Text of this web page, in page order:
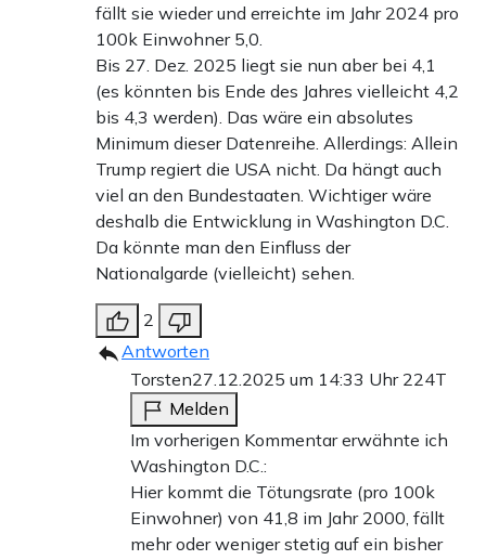
fällt sie wieder und erreichte im Jahr 2024 pro
100k Einwohner 5,0.
Bis 27. Dez. 2025 liegt sie nun aber bei 4,1
(es könnten bis Ende des Jahres vielleicht 4,2
bis 4,3 werden). Das wäre ein absolutes
Minimum dieser Datenreihe. Allerdings: Allein
Trump regiert die USA nicht. Da hängt auch
viel an den Bundestaaten. Wichtiger wäre
deshalb die Entwicklung in Washington D.C.
Da könnte man den Einfluss der
Nationalgarde (vielleicht) sehen.
2
Antworten
Torsten27.12.2025 um 14:33 Uhr 224T
Melden
Im vorherigen Kommentar erwähnte ich
Washington D.C.:
Hier kommt die Tötungsrate (pro 100k
Einwohner) von 41,8 im Jahr 2000, fällt
mehr oder weniger stetig auf ein bisher